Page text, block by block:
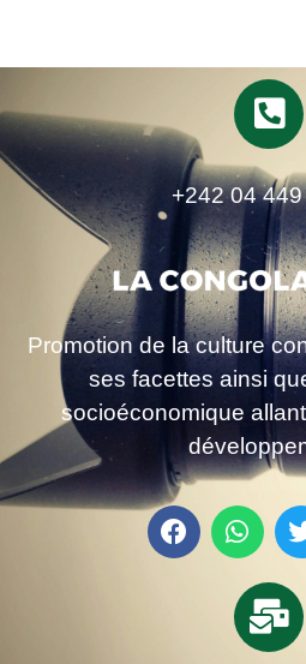
+242 04
Promotion de la culture
ses facettes ainsi
socioéconomique